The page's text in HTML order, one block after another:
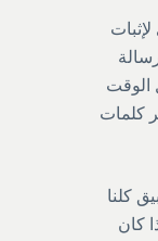
الوقت
كلمات
كلنا
كان